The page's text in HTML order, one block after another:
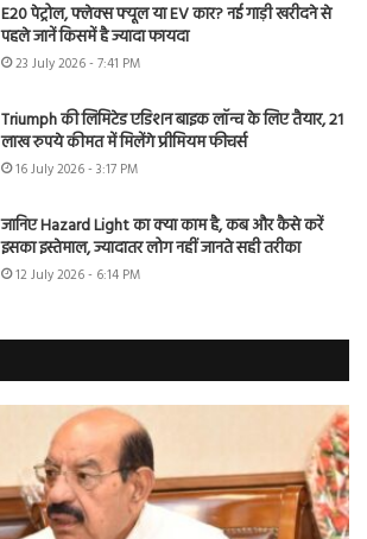
E20 पेट्रोल, फ्लेक्स फ्यूल या EV कार? नई गाड़ी खरीदने से
पहले जानें किसमें है ज्यादा फायदा
23 July 2026 - 7:41 PM
Triumph की लिमिटेड एडिशन बाइक लॉन्च के लिए तैयार, 21
लाख रुपये कीमत में मिलेंगे प्रीमियम फीचर्स
16 July 2026 - 3:17 PM
जानिए Hazard Light का क्या काम है, कब और कैसे करें
इसका इस्तेमाल, ज्यादातर लोग नहीं जानते सही तरीका
12 July 2026 - 6:14 PM